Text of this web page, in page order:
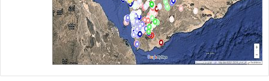
ويشدّد على أن الإدارة الأمريكية باتت تدرك استحالة استئناف
الحرب لتحقيق نتائج مختلفة، مؤكداً أن خيار الحرب استنفد
بالكامل بعد العجز الأمريكي والإسرائيلي عن فرض الوقائع الميدانية
التي سعيا إليها خلال المواجهة الأخيرة.